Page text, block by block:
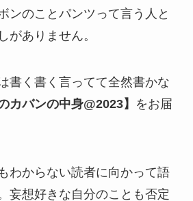
ンのことパンツって言う人と
がありません。
書く書く言ってて全然書かな
カバンの中身@2023】
をお届
わからない読者に向かって語
妄想好きな自分のことも否定